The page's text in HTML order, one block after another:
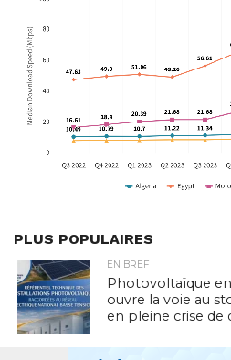
PLUS POPULAIRES
EN BREF
Photovoltaïque en
ouvre la voie au
en pleine crise de